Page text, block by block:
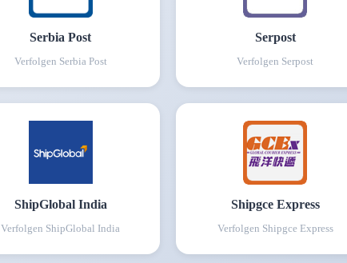
Serbia Post
Verfolgen Serbia Post
Serpost
Verfolgen Serpost
ShipGlobal India
Verfolgen ShipGlobal India
Shipgce Express
Verfolgen Shipgce Express